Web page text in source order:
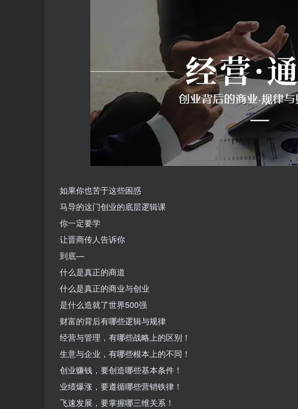
如果你也苦于这些困惑
马导的这门创业的底层逻辑课
你一定要学
让晋商传人告诉你
到底—
什么是真正的商道
什么是真正的商业与创业
是什么造就了世界500强
财富的背后有哪些逻辑与规律
经营与管理，有哪些战略上的区别！
生意与企业，有哪些根本上的不同！
创业赚钱，要创造哪些基本条件！
业绩爆涨，要遵循哪些营销铁律！
飞速发展，要掌握哪三维关系！